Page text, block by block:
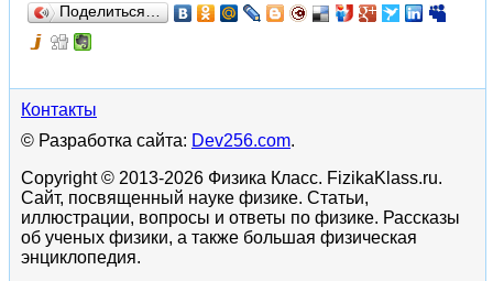
Поделиться…
Контакты
© Разработка сайта: Dev256.com.
Copyright © 2013-2026 Физика Класс. FizikaKlass.ru.
Сайт, посвященный науке физике. Статьи,
иллюстрации, вопросы и ответы по физике. Рассказы
об ученых физики, а также большая физическая
энциклопедия.